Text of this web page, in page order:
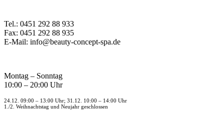
Tel.: 0451 292 88 933
Fax: 0451 292 88 935
E-Mail: info@beauty-concept-spa.de
Montag – Sonntag
10:00 – 20:00 Uhr
24.12. 09:00 – 13:00 Uhr; 31.12. 10:00 – 14:00 Uhr
1./2. Weihnachtstag und Neujahr geschlossen